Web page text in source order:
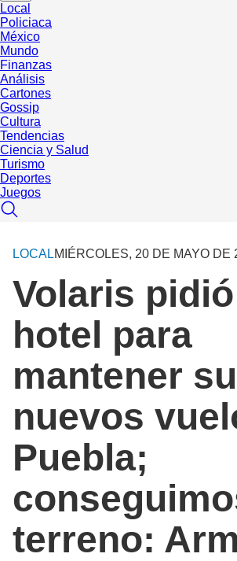
Local
Policiaca
México
Mundo
Finanzas
Análisis
Cartones
Gossip
Cultura
Tendencias
Ciencia y Salud
Turismo
Deportes
Juegos
LOCALMIÉRCOLES, 20 DE MAYO DE
Volaris
hotel para
mantener
nuevos
Puebla;
terreno: